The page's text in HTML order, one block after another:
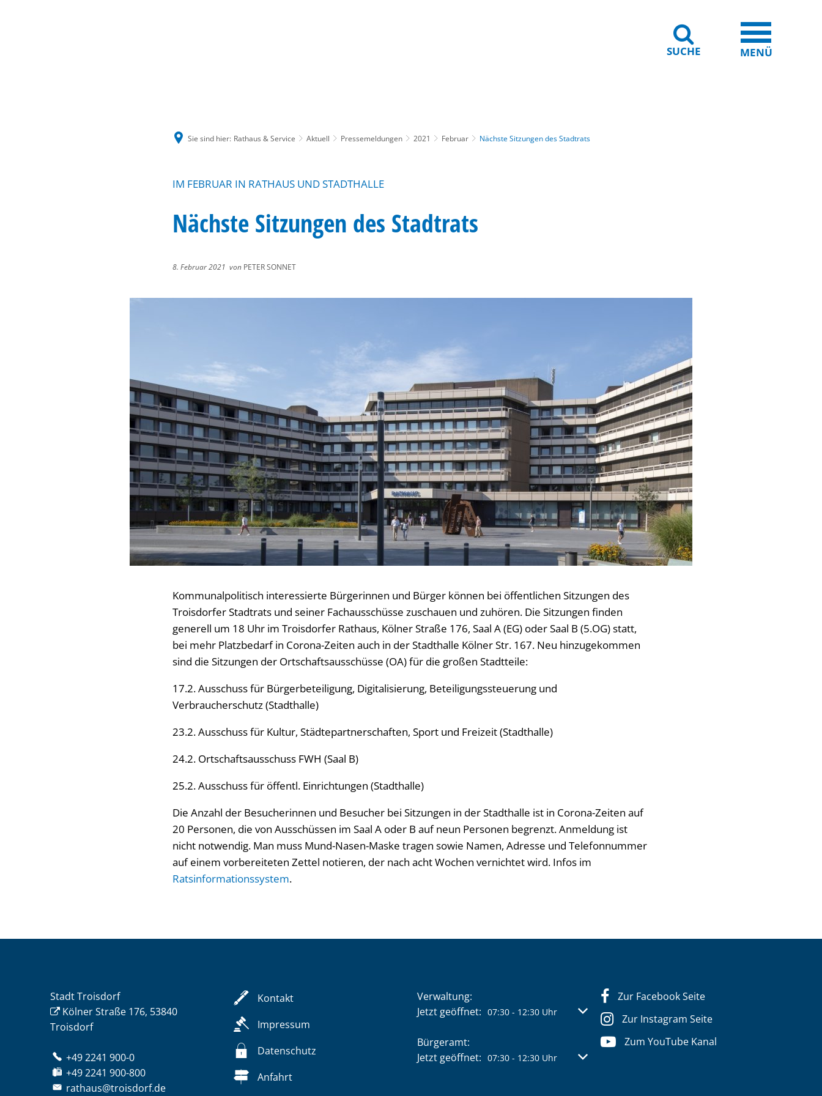
SUCHE MENÜ
Sie sind hier: Rathaus & Service Aktuell Pressemeldungen 2021 Februar Nächste Sitzungen des Stadtrats
IM FEBRUAR IN RATHAUS UND STADTHALLE
Nächste Sitzungen des Stadtrats
8. Februar 2021 von PETER SONNET
Kommunalpolitisch interessierte Bürgerinnen und Bürger können bei öffentlichen Sitzungen des
Troisdorfer Stadtrats und seiner Fachausschüsse zuschauen und zuhören. Die Sitzungen finden
generell um 18 Uhr im Troisdorfer Rathaus, Kölner Straße 176, Saal A (EG) oder Saal B (5.OG) statt,
bei mehr Platzbedarf in Corona-Zeiten auch in der Stadthalle Kölner Str. 167. Neu hinzugekommen
sind die Sitzungen der Ortschaftsausschüsse (OA) für die großen Stadtteile:
17.2. Ausschuss für Bürgerbeteiligung, Digitalisierung, Beteiligungssteuerung und
Verbraucherschutz (Stadthalle)
23.2. Ausschuss für Kultur, Städtepartnerschaften, Sport und Freizeit (Stadthalle)
24.2. Ortschaftsausschuss FWH (Saal B)
25.2. Ausschuss für öffentl. Einrichtungen (Stadthalle)
Die Anzahl der Besucherinnen und Besucher bei Sitzungen in der Stadthalle ist in Corona-Zeiten auf
20 Personen, die von Ausschüssen im Saal A oder B auf neun Personen begrenzt. Anmeldung ist
nicht notwendig. Man muss Mund-Nasen-Maske tragen sowie Namen, Adresse und Telefonnummer
auf einem vorbereiteten Zettel notieren, der nach acht Wochen vernichtet wird. Infos im
Ratsinformationssystem.
Stadt Troisdorf
Kölner Straße 176, 53840
Troisdorf
+49 2241 900-0
+49 2241 900-800
rathaus@troisdorf.de
Kontakt
Impressum
Datenschutz
Anfahrt
Verwaltung:
Klicken, um weitere Öffnungs- oder Schließzeiten auszublenden
Jetzt geöffnet: 07:30 - 12:30 Uhr Von 07:30 bis 12:30 Uhr
Bürgeramt:
Klicken, um weitere Öffnungs- oder Schließzeiten auszublenden
Jetzt geöffnet: 07:30 - 12:30 Uhr Von 07:30 bis 12:30 Uhr
Zur Facebook Seite
Zur Instagram Seite
Zum YouTube Kanal